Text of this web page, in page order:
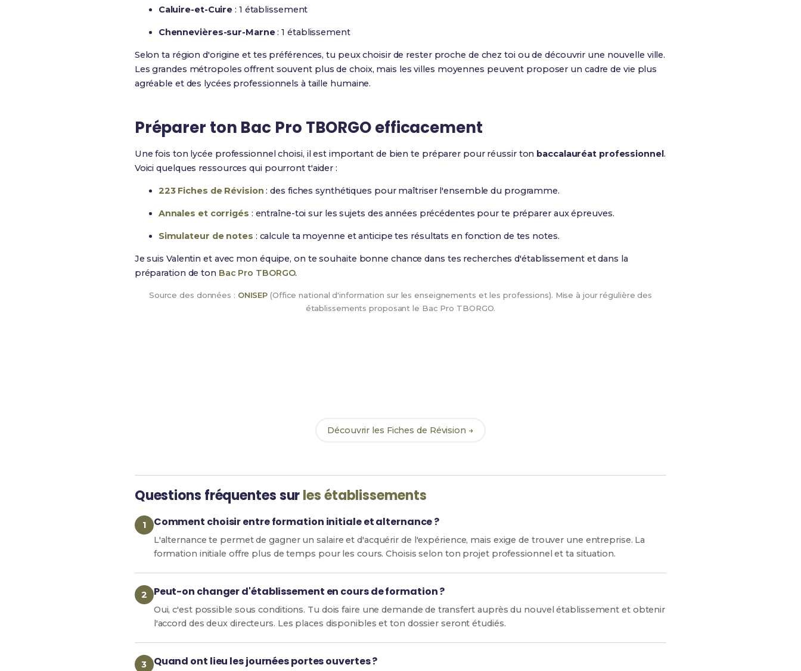
Caluire-et-Cuire : 1 établissement
Chennevières-sur-Marne: 1 établissement
Selon ta région d'origine et tes préférences, tu peux choisir de rester proche de chez toi ou de découvrir une nouvelle ville.
Les grandes métropoles offrent souvent plus de choix, mais les villes moyennes peuvent proposer un cadre de vie plus
agréable et des lycées professionnels à taille humaine.
Préparer ton Bac Pro TBORGO efficacement
Une fois ton lycée professionnel choisi, il est important de bien te préparer pour réussir ton baccalauréat professionnel.
Voici quelques ressources qui pourront t'aider :
223 Fiches de Révision : des fiches synthétiques pour maîtriser l'ensemble du programme.
Annales et corrigés : entraîne-toi sur les sujets des années précédentes pour te préparer aux épreuves.
Simulateur de notes : calcule ta moyenne et anticipe tes résultats en fonction de tes notes.
Je suis Valentin et avec mon équipe, on te souhaite bonne chance dans tes recherches d'établissement et dans la
préparation de ton Bac Pro TBORGO.
Source des données : ONISEP (Office national d'information sur les enseignements et les professions). Mise à jour régulière des
établissements proposant le Bac Pro TBORGO.
Découvrir les Fiches de Révision →
Questions fréquentes surles établissements
Comment choisir entre formation initiale et alternance ?
L'alternance te permet de gagner un salaire et d'acquérir de l'expérience, mais exige de trouver une entreprise. La
formation initiale offre plus de temps pour les cours. Choisis selon ton projet professionnel et ta situation.
Peut-on changer d'établissement en cours de formation ?
Oui, c'est possible sous conditions. Tu dois faire une demande de transfert auprès du nouvel établissement et obtenir
l'accord des deux directeurs. Les places disponibles et ton dossier seront étudiés.
Quand ont lieu les journées portes ouvertes ?